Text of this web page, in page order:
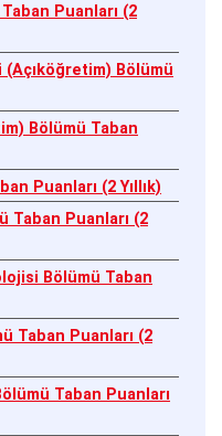
Puanları (2
Bölümü
Bölümü Taban
Puanları (2 Yıllık)
Taban Puanları (2
Bölümü Taban
Taban Puanları (2
Taban Puanları